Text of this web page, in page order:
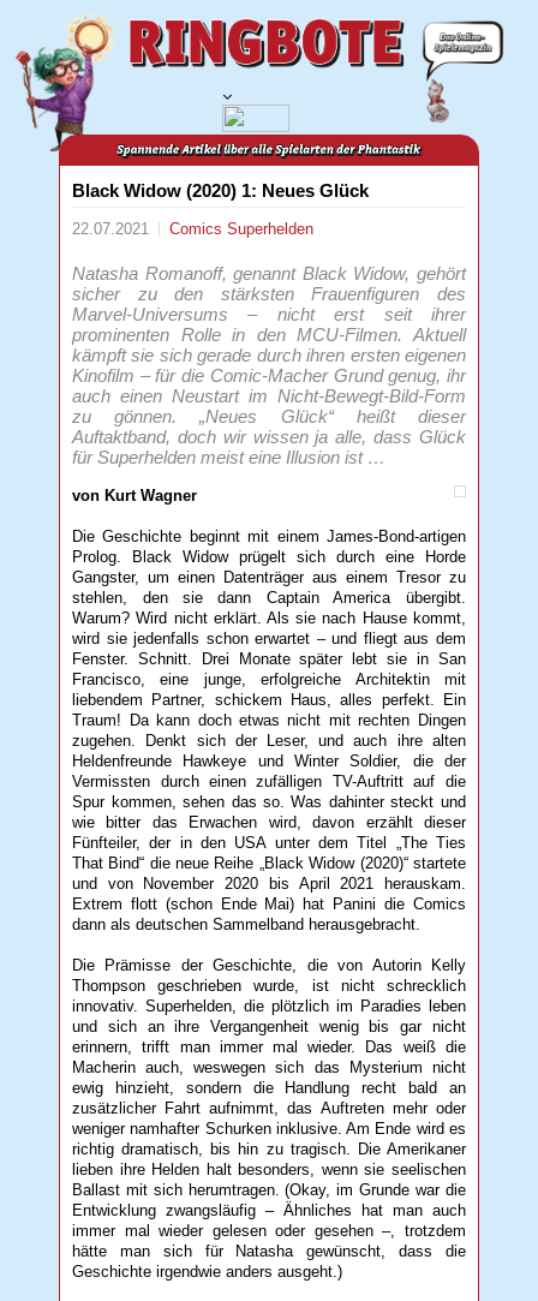
Black Widow (2020) 1: Neues Glück
22.07.2021 ComicsSuperhelden
Natasha Romanoff, genannt Black Widow, gehört
sicher zu den stärksten Frauenfiguren des
Marvel-Universums – nicht erst seit ihrer
prominenten Rolle in den MCU-Filmen. Aktuell
kämpft sie sich gerade durch ihren ersten eigenen
Kinofilm – für die Comic-Macher Grund genug, ihr
auch einen Neustart im Nicht-Bewegt-Bild-Form
zu gönnen. „Neues Glück“ heißt dieser
Auftaktband, doch wir wissen ja alle, dass Glück
für Superhelden meist eine Illusion ist …
von Kurt Wagner
Die Geschichte beginnt mit einem James-Bond-artigen
Prolog. Black Widow prügelt sich durch eine Horde
Gangster, um einen Datenträger aus einem Tresor zu
stehlen, den sie dann Captain America übergibt.
Warum? Wird nicht erklärt. Als sie nach Hause kommt,
wird sie jedenfalls schon erwartet – und fliegt aus dem
Fenster. Schnitt. Drei Monate später lebt sie in San
Francisco, eine junge, erfolgreiche Architektin mit
liebendem Partner, schickem Haus, alles perfekt. Ein
Traum! Da kann doch etwas nicht mit rechten Dingen
zugehen. Denkt sich der Leser, und auch ihre alten
Heldenfreunde Hawkeye und Winter Soldier, die der
Vermissten durch einen zufälligen TV-Auftritt auf die
Spur kommen, sehen das so. Was dahinter steckt und
wie bitter das Erwachen wird, davon erzählt dieser
Fünfteiler, der in den USA unter dem Titel „The Ties
That Bind“ die neue Reihe „Black Widow (2020)“ startete
und von November 2020 bis April 2021 herauskam.
Extrem flott (schon Ende Mai) hat Panini die Comics
dann als deutschen Sammelband herausgebracht.
Die Prämisse der Geschichte, die von Autorin Kelly
Thompson geschrieben wurde, ist nicht schrecklich
innovativ. Superhelden, die plötzlich im Paradies leben
und sich an ihre Vergangenheit wenig bis gar nicht
erinnern, trifft man immer mal wieder. Das weiß die
Macherin auch, weswegen sich das Mysterium nicht
ewig hinzieht, sondern die Handlung recht bald an
zusätzlicher Fahrt aufnimmt, das Auftreten mehr oder
weniger namhafter Schurken inklusive. Am Ende wird es
richtig dramatisch, bis hin zu tragisch. Die Amerikaner
lieben ihre Helden halt besonders, wenn sie seelischen
Ballast mit sich herumtragen. (Okay, im Grunde war die
Entwicklung zwangsläufig – Ähnliches hat man auch
immer mal wieder gelesen oder gesehen –, trotzdem
hätte man sich für Natasha gewünscht, dass die
Geschichte irgendwie anders ausgeht.)